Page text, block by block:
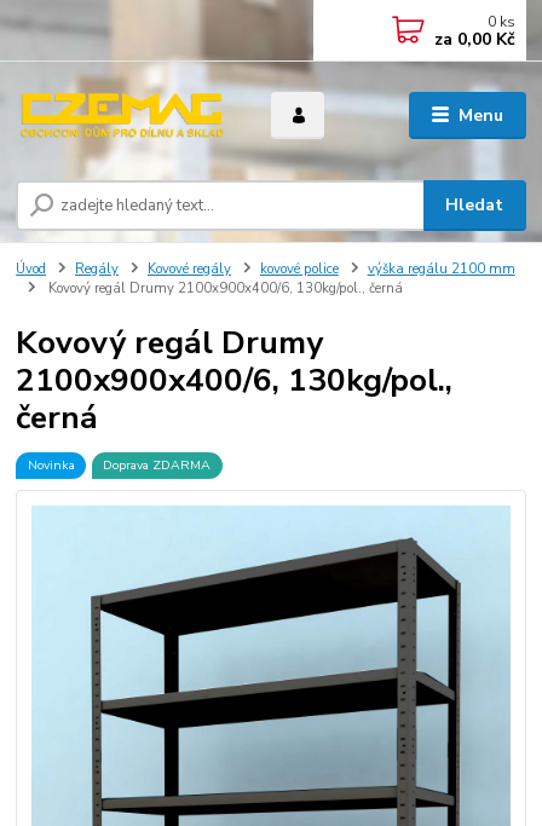
Menu
Hledat
0 ks
za 0,00 Kč
Úvod Regály Kovové regály kovové police
výška regálu 2100 mm
Kovový regál Drumy 2100x900x400/6, 130kg/pol., černá
Kovový regál Drumy
2100x900x400/6, 130kg/pol.,
černá
Novinka Doprava ZDARMA